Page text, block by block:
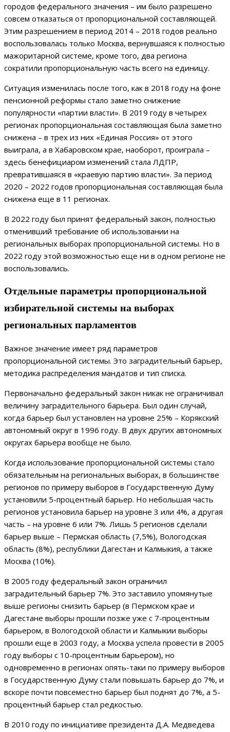
городов федерального значения – им было разрешено
совсем отказаться от пропорциональной составляющей.
Этим разрешением в период 2014 – 2018 годов реально
воспользовалась только Москва, вернувшаяся к полностью
мажоритарной системе, кроме того, два региона
сократили пропорциональную часть всего на единицу.
Ситуация изменилась после того, как в 2018 году на фоне
пенсионной реформы стало заметно снижение
популярности «партии власти». В 2019 году в четырех
регионах пропорциональная составляющая была заметно
снижена – в трех из них «Единая Россия» от этого
выиграла, а в Хабаровском крае, наоборот, проиграла –
здесь бенефициаром изменений стала ЛДПР,
превратившаяся в «краевую партию власти». За период
2020 – 2022 годов пропорциональная составляющая была
снижена еще в 11 регионах.
В 2022 году был принят федеральный закон, полностью
отменивший требование об использовании на
региональных выборах пропорциональной системы. Но в
2022 году этой возможностью еще ни в одном регионе не
воспользовались.
Отдельные параметры пропорциональной
избирательной системы на выборах
региональных парламентов
Важное значение имеет ряд параметров
пропорциональной системы. Это заградительный барьер,
методика распределения мандатов и тип списка.
Первоначально федеральный закон никак не ограничивал
величину заградительного барьера. Был один случай,
когда барьер был установлен на уровне 25% – Корякский
автономный округ в 1996 году. В двух других автономных
округах барьера вообще не было.
Когда использование пропорциональной системы стало
обязательным на региональных выборах, в большинстве
регионов по примеру выборов в Государственную Думу
установили 5-процентный барьер. Но небольшая часть
регионов установила барьер на уровне 3 или 4%, а другая
часть – на уровне 6 или 7%. Лишь 5 регионов сделали
барьер выше – Пермская область (7,5%), Вологодская
область (8%), республики Дагестан и Калмыкия, а также
Москва (10%).
В 2005 году федеральный закон ограничил
заградительный барьер 7%. Это заставило упомянутые
выше регионы снизить барьер (в Пермском крае и
Дагестане выборы прошли позже уже с 7-процентным
барьером, в Вологодской области и Калмыкии выборы
прошли еще в 2003 году, а Москва успела провести в 2005
году выборы с 10-процентным барьером), но
одновременно в регионах опять-таки по примеру выборов
в Государственную Думу стали повышать барьер до 7%, и
вскоре почти повсеместно барьер был поднят до 7%, а 5-
процентный барьер стал редкостью.
В 2010 году по инициативе президента Д.А. Медведева